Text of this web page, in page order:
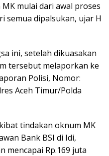
mulai dari awal proses
semua dipalsukan, ujar H
ini, setelah dikuasakan
tersebut melaporkan ke
Polisi, Nomor:
Aceh Timur/Polda
tindakan oknum MK
Bank BSI di Idi,
mencapai Rp.169 juta